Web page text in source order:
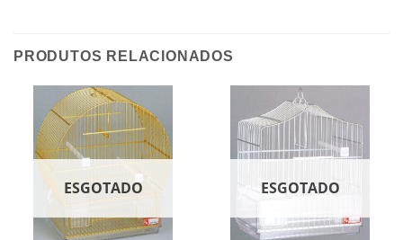
PRODUTOS RELACIONADOS
ESGOTADO ESGOTADO